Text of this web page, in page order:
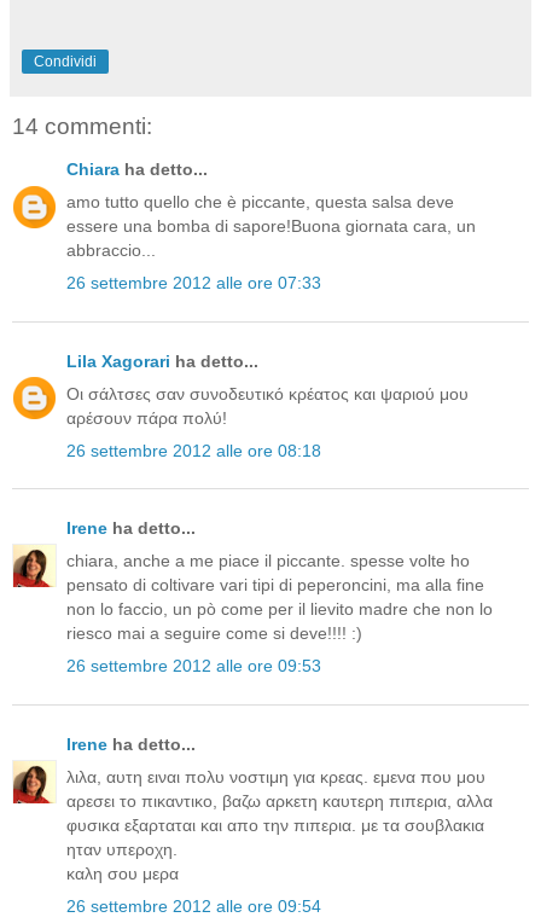
Condividi
14 commenti:
Chiara ha detto...
amo tutto quello che è piccante, questa salsa deve
essere una bomba di sapore!Buona giornata cara, un
abbraccio...
26 settembre 2012 alle ore 07:33
Lila Xagorari ha detto...
Οι σάλτσες σαν συνοδευτικό κρέατος και ψαριού μου
αρέσουν πάρα πολύ!
26 settembre 2012 alle ore 08:18
Irene ha detto...
chiara, anche a me piace il piccante. spesse volte ho
pensato di coltivare vari tipi di peperoncini, ma alla fine
non lo faccio, un pò come per il lievito madre che non lo
riesco mai a seguire come si deve!!!! :)
26 settembre 2012 alle ore 09:53
Irene ha detto...
λιλα, αυτη ειναι πολυ νοστιμη για κρεας. εμενα που μου
αρεσει το πικαντικο, βαζω αρκετη καυτερη πιπερια, αλλα
φυσικα εξαρταται και απο την πιπερια. με τα σουβλακια
ηταν υπεροχη.
καλη σου μερα
26 settembre 2012 alle ore 09:54